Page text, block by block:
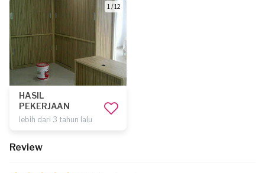
1 / 12
HASIL
PEKERJAAN
lebih dari 3 tahun lalu
Review